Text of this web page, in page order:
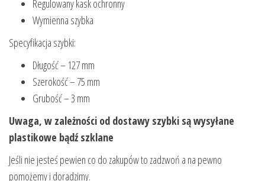
Regulowany kask ochronny
Wymienna szybka
Specyfikacja szybki:
Długość – 127 mm
Szerokość – 75 mm
Grubość – 3 mm
Uwaga, w zależności od dostawy szybki są wysyłane
plastikowe bądź szklane
Jeśli nie jesteś pewien co do zakupów to zadzwoń a na pewno
pomożemy i doradzimy.